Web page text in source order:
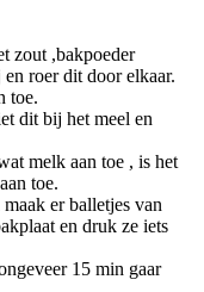
zout ,bakpoeder
roer dit door elkaar.
toe.
dit bij het meel en
melk aan toe , is het
toe.
er balletjes van
en druk ze iets
15 min gaar